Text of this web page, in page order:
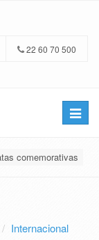
22 60 70 500
Toggle
comemorativas
Internacional